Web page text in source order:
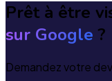
Prêt à être
sur Google ?
Demandez votre